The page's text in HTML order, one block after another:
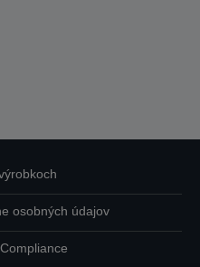
osobných údajov